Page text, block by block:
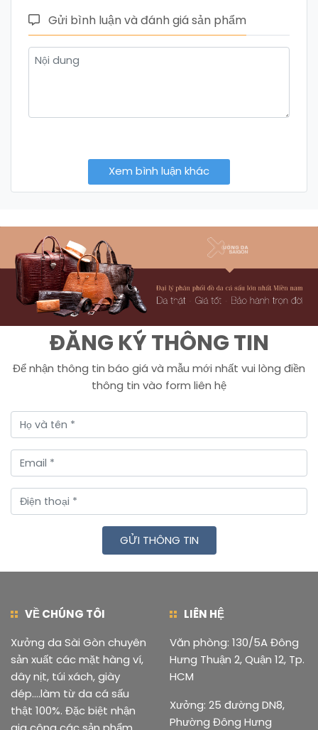
Gửi bình luận và đánh giá sản phẩm
Xem bình luận khác
ĐĂNG KÝ THÔNG TIN
Để nhận thông tin báo giá và mẫu mới nhất vui lòng điền
thông tin vào form liên hệ
GỬI THÔNG TIN
VỀ CHÚNG TÔI
Xưởng da Sài Gòn chuyên
sản xuất các mặt hàng ví,
dây nịt, túi xách, giày
dép....làm từ da cá sấu
thật 100%. Đặc biệt nhận
LIÊN HỆ
Văn phòng: 130/5A Đông
Hưng Thuận 2, Quận 12, Tp.
HCM
Xưởng: 25 đường DN8,
Phường Đông Hưng